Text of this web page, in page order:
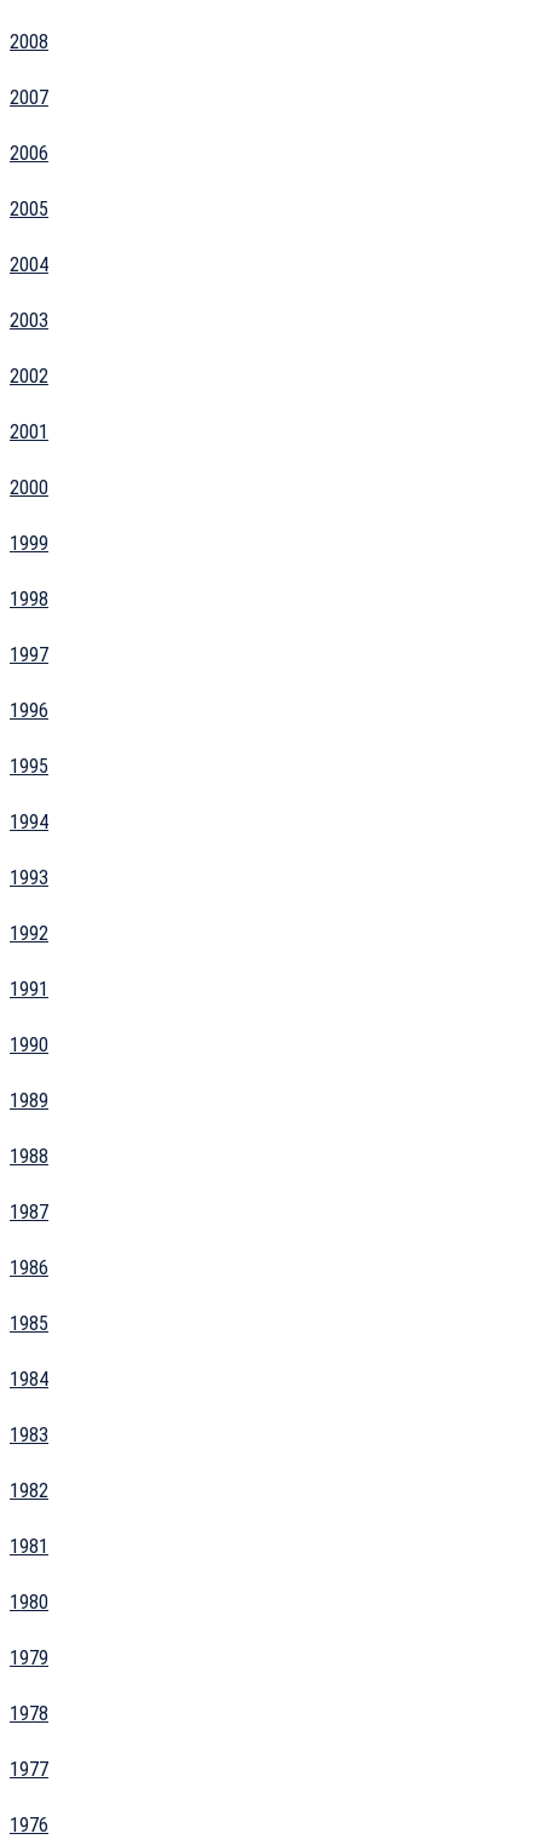
2008
2007
2006
2005
2004
2003
2002
2001
2000
1999
1998
1997
1996
1995
1994
1993
1992
1991
1990
1989
1988
1987
1986
1985
1984
1983
1982
1981
1980
1979
1978
1977
1976